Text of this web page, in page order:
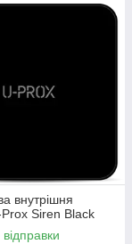
внутрішня
Siren Black